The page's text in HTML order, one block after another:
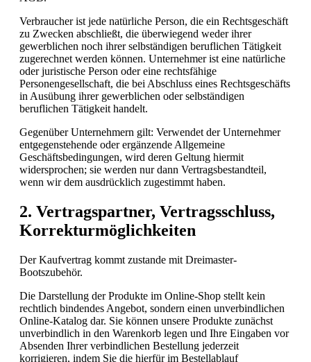
Verbraucher ist jede natürliche Person, die ein Rechtsgeschäft
zu Zwecken abschließt, die überwiegend weder ihrer
gewerblichen noch ihrer selbständigen beruflichen Tätigkeit
zugerechnet werden können. Unternehmer ist eine natürliche
oder juristische Person oder eine rechtsfähige
Personengesellschaft, die bei Abschluss eines Rechtsgeschäfts
in Ausübung ihrer gewerblichen oder selbständigen
beruflichen Tätigkeit handelt.
Gegenüber Unternehmern gilt: Verwendet der Unternehmer
entgegenstehende oder ergänzende Allgemeine
Geschäftsbedingungen, wird deren Geltung hiermit
widersprochen; sie werden nur dann Vertragsbestandteil,
wenn wir dem ausdrücklich zugestimmt haben.
2. Vertragspartner, Vertragsschluss,
Korrekturmöglichkeiten
Der Kaufvertrag kommt zustande mit Dreimaster-
Bootszubehör.
Die Darstellung der Produkte im Online-Shop stellt kein
rechtlich bindendes Angebot, sondern einen unverbindlichen
Online-Katalog dar. Sie können unsere Produkte zunächst
unverbindlich in den Warenkorb legen und Ihre Eingaben vor
Absenden Ihrer verbindlichen Bestellung jederzeit
korrigieren, indem Sie die hierfür im Bestellablauf